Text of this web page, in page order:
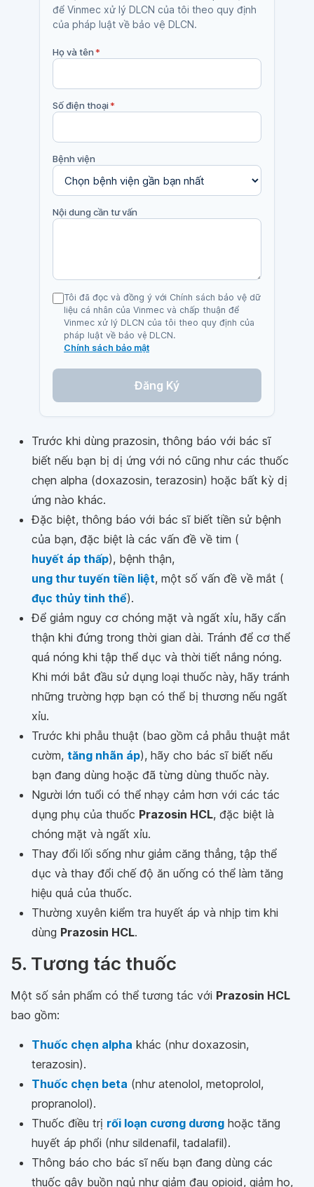
để Vinmec xử lý DLCN của tôi theo quy định
của pháp luật về bảo vệ DLCN.
Họ và tên*
Số điện thoại*
Bệnh viện
Nội dung cần tư vấn
Tôi đã đọc và đồng ý với Chính sách bảo vệ dữ
liệu cá nhân của Vinmec và chấp thuận để
Vinmec xử lý DLCN của tôi theo quy định của
pháp luật về bảo vệ DLCN.
Chính sách bảo mật
Đăng Ký
Trước khi dùng prazosin, thông báo với bác sĩ
biết nếu bạn bị dị ứng với nó cũng như các thuốc
chẹn alpha (doxazosin, terazosin) hoặc bất kỳ dị
ứng nào khác.
Đặc biệt, thông báo với bác sĩ biết tiền sử bệnh
của bạn, đặc biệt là các vấn đề về tim (
huyết áp thấp), bệnh thận,
ung thư tuyến tiền liệt, một số vấn đề về mắt (
đục thủy tinh thể).
Để giảm nguy cơ chóng mặt và ngất xỉu, hãy cẩn
thận khi đứng trong thời gian dài. Tránh để cơ thể
quá nóng khi tập thể dục và thời tiết nắng nóng.
Khi mới bắt đầu sử dụng loại thuốc này, hãy tránh
những trường hợp bạn có thể bị thương nếu ngất
xỉu.
Trước khi phẫu thuật (bao gồm cả phẫu thuật mắt
cườm, tăng nhãn áp), hãy cho bác sĩ biết nếu
bạn đang dùng hoặc đã từng dùng thuốc này.
Người lớn tuổi có thể nhạy cảm hơn với các tác
dụng phụ của thuốc Prazosin HCL, đặc biệt là
chóng mặt và ngất xỉu.
Thay đổi lối sống như giảm căng thẳng, tập thể
dục và thay đổi chế độ ăn uống có thể làm tăng
hiệu quả của thuốc.
Thường xuyên kiểm tra huyết áp và nhịp tim khi
dùng Prazosin HCL.
5. Tương tác thuốc
Một số sản phẩm có thể tương tác với Prazosin HCL
bao gồm:
Thuốc chẹn alpha khác (như doxazosin,
terazosin).
Thuốc chẹn beta (như atenolol, metoprolol,
propranolol).
Thuốc điều trị rối loạn cương dương hoặc tăng
huyết áp phổi (như sildenafil, tadalafil).
Thông báo cho bác sĩ nếu bạn đang dùng các
thuốc gây buồn ngủ như giảm đau opioid, giảm ho,